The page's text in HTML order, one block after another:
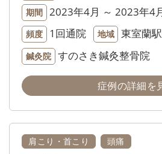
期間 2023年4月 ～ 2023年4
頻度 1回通院 地域 東室蘭駅
鍼灸院 すのさき鍼灸整骨院
症例の詳細を
肩こり・首こり 頭痛